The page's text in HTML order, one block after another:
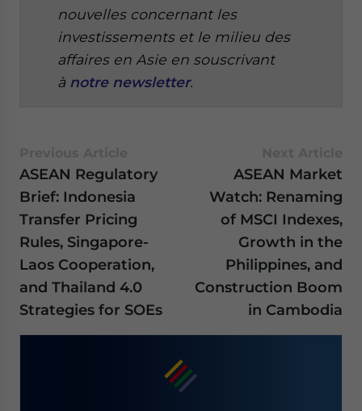
nouvelles concernant les
investissements et le milieu des
affaires en Asie en souscrivant
à notre newsletter.
ASEAN Regulatory
Brief: Indonesia
Transfer Pricing
Rules, Singapore-
Laos Cooperation,
and Thailand 4.0
Strategies for SOEs
ASEAN Market
Watch: Renaming
of MSCI Indexes,
Growth in the
Philippines, and
Construction Boom
in Cambodia